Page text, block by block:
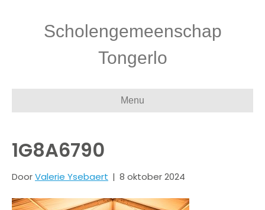
Scholengemeenschap
Tongerlo
Menu
1G8A6790
DoorValerie Ysebaert | 8 oktober 2024